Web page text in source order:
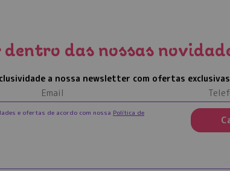
dentro das nossas
a nossa newsletter com ofertas exclusivas
e ofertas de acordo com nossa Política de